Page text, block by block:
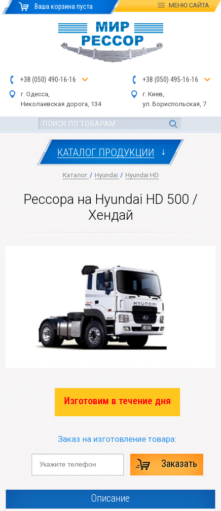
Ваша корзина пуста МЕНЮСАЙТА
+38 (050) 490-16-16
г. Одесса,
Николаевская дорога, 134
+38 (050) 495-16-16
г. Киев,
ул. Бориспольская, 7
КАТАЛОГ ПРОДУКЦИИ ↓
Каталог / Hyundai / Hyundai HD
Рессора на Hyundai HD 500 /
Хендай
Изготовим в течение дня
Заказ на изготовление товара:
Заказать
Описание